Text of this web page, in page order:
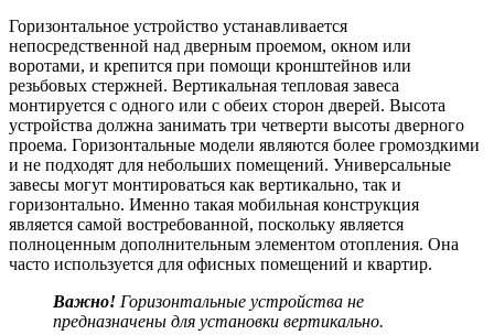
Горизонтальное устройство устанавливается
непосредственной над дверным проемом, окном или
воротами, и крепится при помощи кронштейнов или
резьбовых стержней. Вертикальная тепловая завеса
монтируется с одного или с обеих сторон дверей. Высота
устройства должна занимать три четверти высоты дверного
проема. Горизонтальные модели являются более громоздкими
и не подходят для небольших помещений. Универсальные
завесы могут монтироваться как вертикально, так и
горизонтально. Именно такая мобильная конструкция
является самой востребованной, поскольку является
полноценным дополнительным элементом отопления. Она
часто используется для офисных помещений и квартир.
Важно! Горизонтальные устройства не
предназначены для установки вертикально.